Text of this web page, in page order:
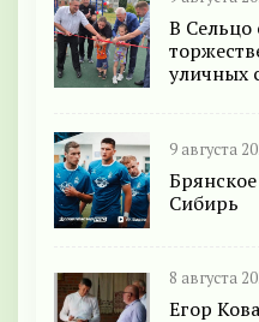
В Сельцо
уличных
9 августа
Сибирь
8 августа
Егор